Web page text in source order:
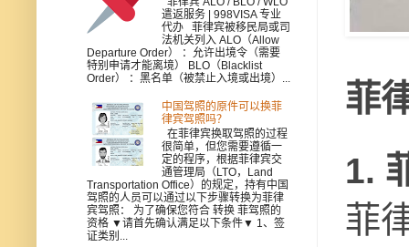
菲
1.
菲
遣返服务 | 998VISA 专业
代办 菲律宾被移民局或司
法机关列入 ALO（Allow
Departure Order） ：允许出境令（需要
特别申请才能离境） BLO（Blacklist
Order） ：黑名单（被禁止入境或出境）...
中国驾照的原件可以换菲
律宾驾照吗？
在菲律宾换取驾照的过程
很简单，但您需要遵循一
定的程序，根据菲律宾交
通管理局（LTO，Land
Transportation Office）的规定，持有中国
驾照的人员可以通过以下步骤转换为菲律
宾驾照： 为了确保您符合 转换 菲驾照的
资格 ▼请首先确认满足以下条件▼ 1、签
证类别...